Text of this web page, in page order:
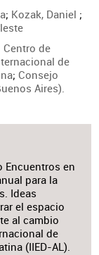
; Kozak, Daniel ;
Centro de
de
; Consejo
Aires).
Encuentros en
para la
Ideas
el espacio
al cambio
de
(IIED-AL).